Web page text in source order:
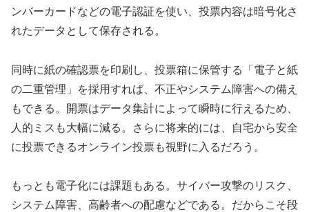
ンバーカードなどの電子認証を使い、投票内容は暗号化さ
れたデータとして保存される。
同時に紙の確認票を印刷し、投票箱に保管する「電子と紙
の二重管理」を採用すれば、不正やシステム障害への備え
もできる。開票はデータ集計によって瞬時に行えるため、
人的ミスも大幅に減る。さらに将来的には、自宅から安全
に投票できるオンライン投票も視野に入るだろう。
もっとも電子化には課題もある。サイバー攻撃のリスク、
システム障害、高齢者への配慮などである。だからこそ段